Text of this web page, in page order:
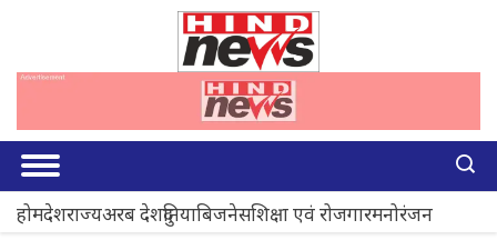
होमदेशराज्यअरब देशदुनियाबिजनेसशिक्षा एवं रोजगारमनोरंजन